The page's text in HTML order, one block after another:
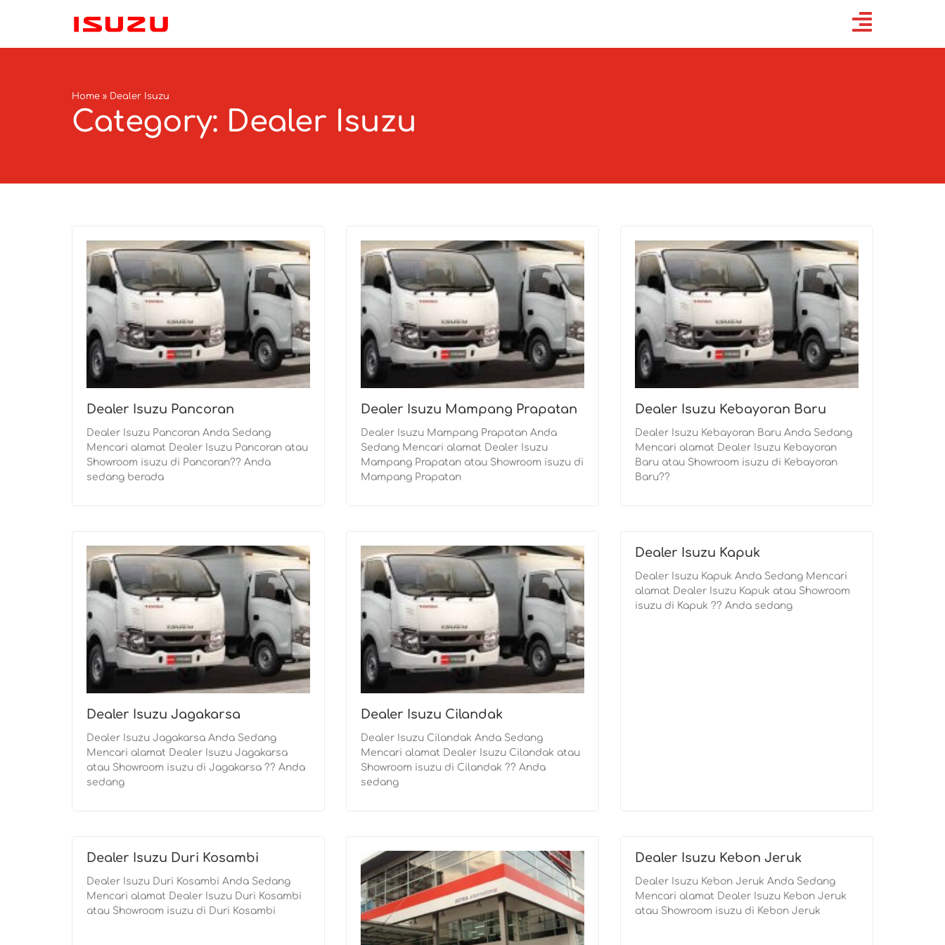
Home » Dealer Isuzu
Category: Dealer Isuzu
Dealer Isuzu Pancoran
Dealer Isuzu Pancoran Anda Sedang
Mencari alamat Dealer Isuzu Pancoran atau
Showroom isuzu di Pancoran?? Anda
sedang berada
Dealer Isuzu Mampang Prapatan
Dealer Isuzu Mampang Prapatan Anda
Sedang Mencari alamat Dealer Isuzu
Mampang Prapatan atau Showroom isuzu di
Mampang Prapatan
Dealer Isuzu Kebayoran Baru
Dealer Isuzu Kebayoran Baru Anda Sedang
Mencari alamat Dealer Isuzu Kebayoran
Baru atau Showroom isuzu di Kebayoran
Baru??
Dealer Isuzu Jagakarsa
Dealer Isuzu Jagakarsa Anda Sedang
Mencari alamat Dealer Isuzu Jagakarsa
atau Showroom isuzu di Jagakarsa ?? Anda
sedang
Dealer Isuzu Cilandak
Dealer Isuzu Cilandak Anda Sedang
Mencari alamat Dealer Isuzu Cilandak atau
Showroom isuzu di Cilandak ?? Anda
sedang
Dealer Isuzu Kapuk
Dealer Isuzu Kapuk Anda Sedang Mencari
alamat Dealer Isuzu Kapuk atau Showroom
isuzu di Kapuk ?? Anda sedang
Dealer Isuzu Duri Kosambi
Dealer Isuzu Duri Kosambi Anda Sedang
Mencari alamat Dealer Isuzu Duri Kosambi
atau Showroom isuzu di Duri Kosambi
Dealer Isuzu Kebon Jeruk
Dealer Isuzu Kebon Jeruk Anda Sedang
Mencari alamat Dealer Isuzu Kebon Jeruk
atau Showroom isuzu di Kebon Jeruk